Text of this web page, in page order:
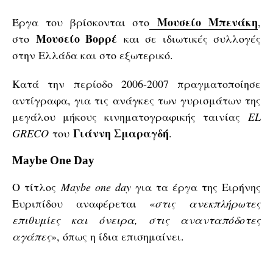
Έργα του βρίσκονται στο Μουσείο Μπενάκη,
στο Μουσείο Βορρέ και σε ιδιωτικές συλλογές
στην Ελλάδα και στο εξωτερικό.
Κατά την περίοδο 2006-2007 πραγματοποίησε
αντίγραφα, για τις ανάγκες των γυρισμάτων της
μεγάλου μήκους κινηματογραφικής ταινίας EL
GRECO του Γιάννη Σμαραγδή.
Maybe One Day
Ο τίτλοςMaybe one dayγια τα έργα της Ειρήνης
Ευριπίδου αναφέρεται «στις ανεκπλήρωτες
επιθυμίες και όνειρα, στις ανανταπόδοτες
αγάπες», όπως η ίδια επισημαίνει.